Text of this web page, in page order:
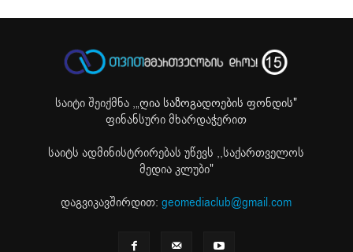
საიტი შეიქმნა ,„ღია საზოგადოების ფონდის"
ფინანსური მხარდაჭერით
საიტს ადმინისტრირებას უწევს ,,საქართველოს
მედია კლუბი"
დაგვიკავშირდით:geomediaclub@gmail.com